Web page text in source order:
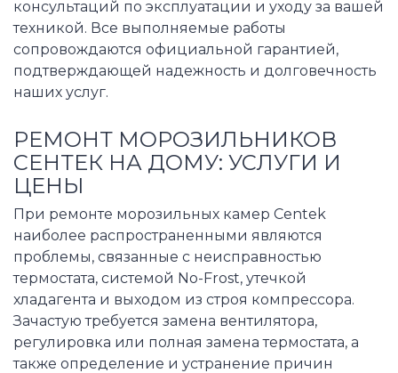
консультаций по эксплуатации и уходу за вашей
техникой. Все выполняемые работы
сопровождаются официальной гарантией,
подтверждающей надежность и долговечность
наших услуг.
РЕМОНТ МОРОЗИЛЬНИКОВ
СЕНТЕК НА ДОМУ: УСЛУГИ И
ЦЕНЫ
При ремонте морозильных камер Centek
наиболее распространенными являются
проблемы, связанные с неисправностью
термостата, системой No-Frost, утечкой
хладагента и выходом из строя компрессора.
Зачастую требуется замена вентилятора,
регулировка или полная замена термостата, а
также определение и устранение причин